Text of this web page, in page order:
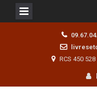
RCS 450